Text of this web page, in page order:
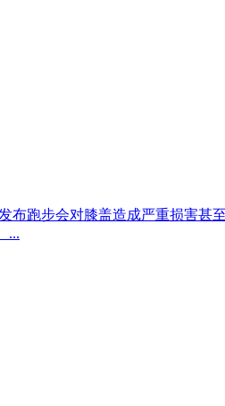
布跑步会对膝盖造成严重损害
...